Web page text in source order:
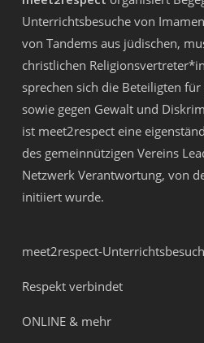
Unterrichtsbesuche von
von Tandems aus jüdischen,
christlichen
sprechen sich die Beteiligten für
sowie gegen Gewalt und
ist meet2respect eine
des gemeinnützigen Vereins
Netzwerk Verantwortung, von
initiiert wurde.
meet2respect-
Respekt verbindet
ONLINE & mehr